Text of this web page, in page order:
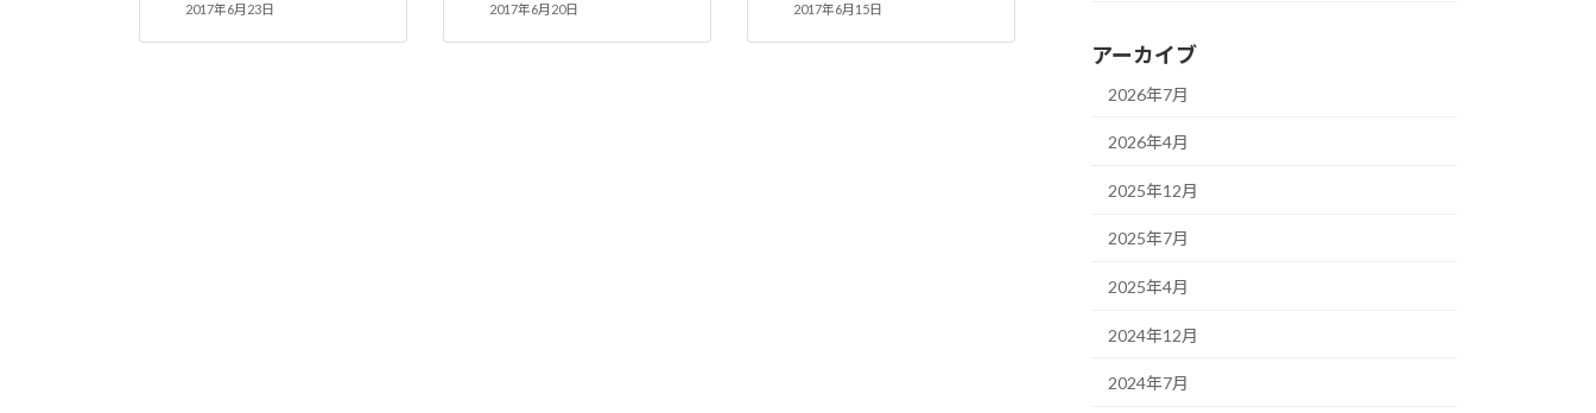
2017年6月23日 2017年6月20日 2017年6月15日
アーカイブ
2026年7月
2026年4月
2025年12月
2025年7月
2025年4月
2024年12月
2024年7月